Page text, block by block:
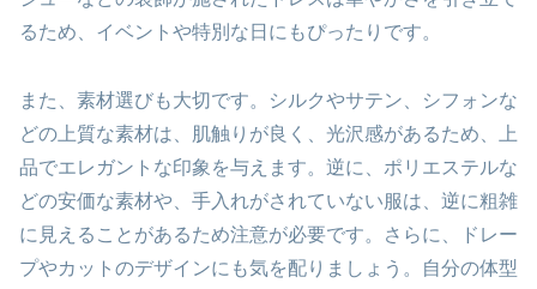
るため、イベントや特別な日にもぴったりです。
また、素材選びも大切です。シルクやサテン、シフォンな
どの上質な素材は、肌触りが良く、光沢感があるため、上
品でエレガントな印象を与えます。逆に、ポリエステルな
どの安価な素材や、手入れがされていない服は、逆に粗雑
に見えることがあるため注意が必要です。さらに、ドレー
プやカットのデザインにも気を配りましょう。自分の体型